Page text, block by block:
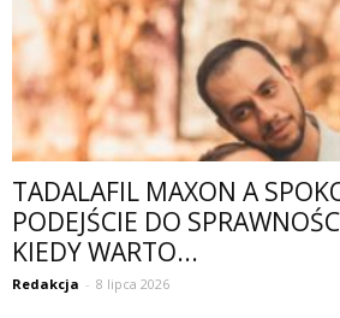
TADALAFIL MAXON A
PODEJŚCIE DO
KIEDY WARTO...
Redakcja - 8 lipca 2026